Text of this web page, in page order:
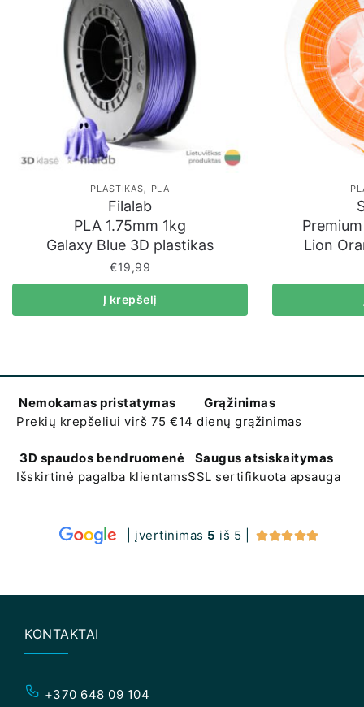
PLASTIKAS, PLA
Filalab
PLA 1.75mm 1kg
Galaxy Blue 3D plastikas
€19,99
Į krepšelį
Lion
Nemokamas pristatymas
Prekių krepšeliui virš 75 €
Grąžinimas
14 dienų grąžinimas
3D spaudos bendruomenė
Išskirtinė pagalba klientams
Saugus atsiskaitymas
SSL sertifikuota apsauga
| įvertinimas 5 iš 5 | 
KONTAKTAI
+370 648 09 104